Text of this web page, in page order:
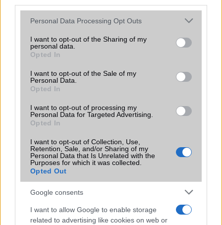
Please note that this website/app uses one or more Google
not limited to your visit or usage behaviour. You may click to
grant or deny consent to Google and its third-party tags to
use your data for below specified purposes in below Google
consent section.
Personal Data Processing Opt Outs
I want to opt-out of the Sharing of my
personal data.
Opted In
I want to opt-out of the Sale of my
Personal Data.
Opted In
I want to opt-out of processing my
Personal Data for Targeted Advertising.
Opted In
I want to opt-out of Collection, Use,
Retention, Sale, and/or Sharing of my
Personal Data that Is Unrelated with the
Purposes for which it was collected.
Opted Out
Google consents
I want to allow Google to enable storage
related to advertising like cookies on web or
funkció, amely észrevétlenül könnyíti
meg a mindennapokat
2026.06.14
Sok felhasználó külön alkalmazásokra esküszik, pedig az
amelyek maguktól dolgoznak a háttérben.
Ez a rejtett Samsung funkció teljesen
megváltoztatja a mobilhasználatot –
sokan mégsem tudnak róla
2026.07.12| Android Central
Az Edge Panel az egyik leghasznosabb funkció, amely
jelentősen felgyorsítja a mindennapi használatot,
miközben a Pixel telefonokból továbbra is hiányzik.